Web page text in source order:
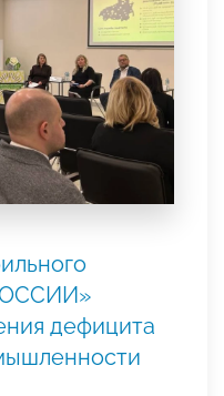
дефицита